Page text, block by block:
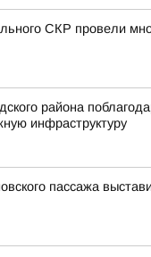
СКР провели
района
инфраструктуру
пассажа